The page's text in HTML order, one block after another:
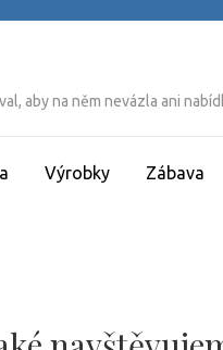
aby na něm nevázla ani
Výrobky Zábava